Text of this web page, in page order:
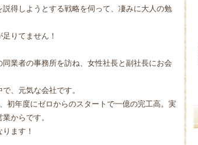
説得しようとする戦略を伺って、凄みに大人の勉
りてません！
同業者の事務所を訪ね、女性社長と副社長にお会
、元気な会社です。
初年度にゼロからのスタートで一億の完工高。実
からです。
ます！